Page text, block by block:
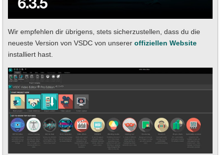
Wir empfehlen dir übrigens, stets sicherzustellen, dass du die
neueste Version von VSDC von unserer offiziellen Website
installiert hast.